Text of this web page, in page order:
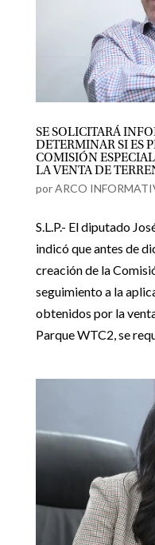
SE SOLICITARÁ
DETERMINAR SI ES
COMISIÓN
LA VENTA DE
porARCO
S.L.P.- El diputado
indicó que antes de
creación de la
seguimiento a la
obtenidos por la
Parque WTC2, se